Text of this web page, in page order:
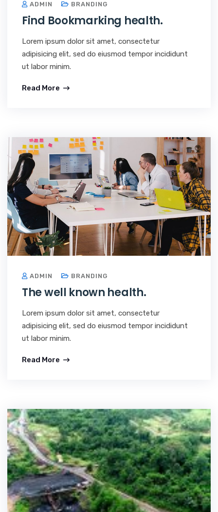
ADMIN BRANDING
Find Bookmarking health.
Lorem ipsum dolor sit amet, consectetur
adipisicing elit, sed do eiusmod tempor incididunt
ut labor minim.
Read More
ADMIN BRANDING
The well known health.
Lorem ipsum dolor sit amet, consectetur
adipisicing elit, sed do eiusmod tempor incididunt
ut labor minim.
Read More